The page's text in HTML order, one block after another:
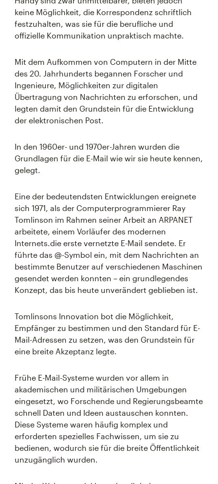
keine Möglichkeit, die Korrespondenz schriftlich
festzuhalten, was sie für die berufliche und
offizielle Kommunikation unpraktisch machte.
Mit dem Aufkommen von Computern in der Mitte
des 20. Jahrhunderts begannen Forscher und
Ingenieure, Möglichkeiten zur digitalen
Übertragung von Nachrichten zu erforschen, und
legten damit den Grundstein für die Entwicklung
der elektronischen Post.
In den 1960er- und 1970er-Jahren wurden die
Grundlagen für die E-Mail wie wir sie heute kennen,
gelegt.
Eine der bedeutendsten Entwicklungen ereignete
sich 1971, als der Computerprogrammierer Ray
Tomlinson im Rahmen seiner Arbeit an ARPANET
arbeitete, einem Vorläufer des modernen
Internets.die erste vernetzte E-Mail sendete. Er
führte das @-Symbol ein, mit dem Nachrichten an
bestimmte Benutzer auf verschiedenen Maschinen
gesendet werden konnten – ein grundlegendes
Konzept, das bis heute unverändert geblieben ist.
Tomlinsons Innovation bot die Möglichkeit,
Empfänger zu bestimmen und den Standard für E-
Mail-Adressen zu setzen, was den Grundstein für
eine breite Akzeptanz legte.
Frühe E-Mail-Systeme wurden vor allem in
akademischen und militärischen Umgebungen
eingesetzt, wo Forschende und Regierungsbeamte
schnell Daten und Ideen austauschen konnten.
Diese Systeme waren häufig komplex und
erforderten spezielles Fachwissen, um sie zu
bedienen, wodurch sie für die breite Öffentlichkeit
unzugänglich wurden.